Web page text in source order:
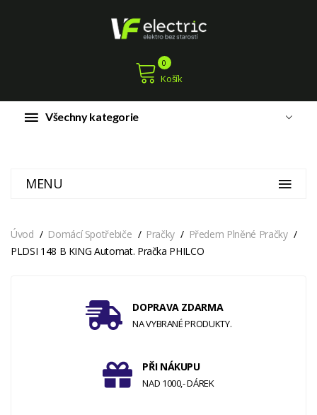
Košík
0
Všechny kategorie
MENU
Úvod Domácí Spotřebiče Pračky
Předem Plněné Pračky
PLDSI 148 B KING Automat. Pračka PHILCO
DOPRAVA ZDARMA
NA VYBRANÉ PRODUKTY.
PŘI NÁKUPU
NAD 1000,- DÁREK